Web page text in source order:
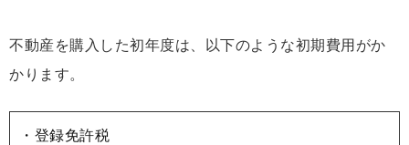
不動産を購入した初年度は、以下のような初期費用がか
かります。
・登録免許税